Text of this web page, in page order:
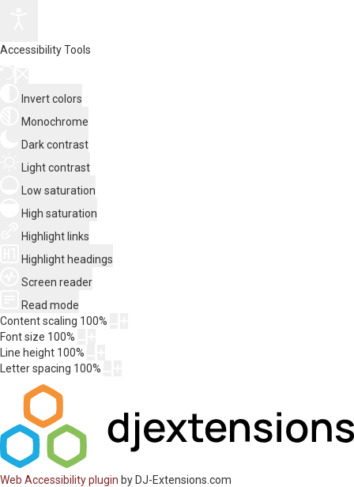
Accessibility Tools
Invert colors
Monochrome
Dark contrast
Light contrast
Low saturation
High saturation
Highlight links
Highlight headings
Screen reader
Read mode
Content scaling 100%
Font size 100%
Line height 100%
Letter spacing 100%
Web Accessibility plugin by DJ-Extensions.com